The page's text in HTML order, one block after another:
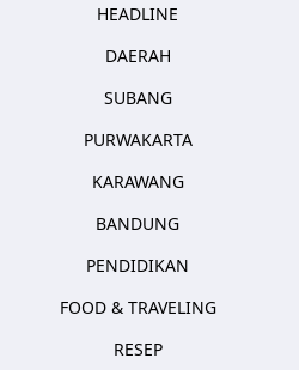
HEADLINE
DAERAH
SUBANG
PURWAKARTA
KARAWANG
BANDUNG
PENDIDIKAN
FOOD & TRAVELING
RESEP